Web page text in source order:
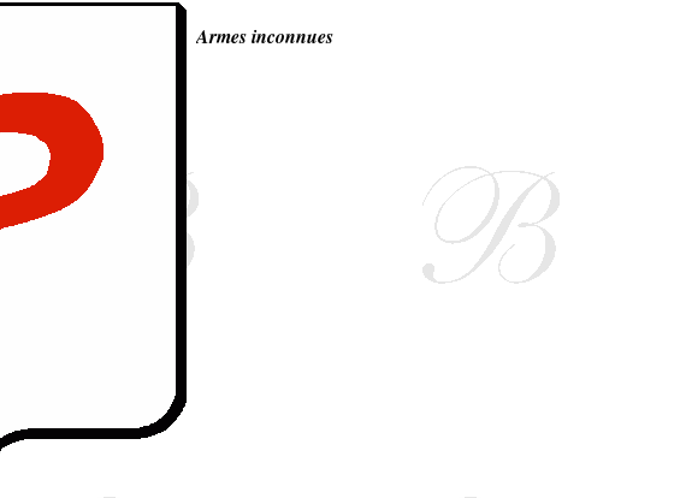
Armes inconnues